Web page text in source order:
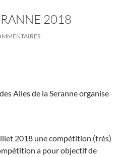
2018
Ailes de la Seranne organise
2018 une compétition (très)
a pour objectif de